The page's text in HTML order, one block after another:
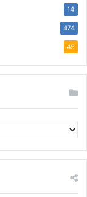
14
474
45